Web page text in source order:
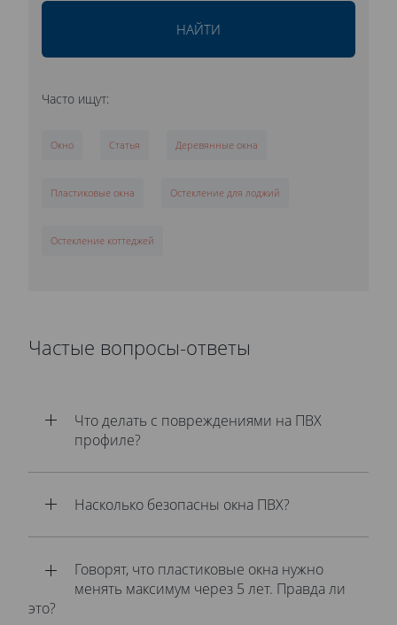
НАЙТИ
Часто ищут:
Окно Статья Деревянные окна
Пластиковые окна Остекление для лоджий
Остекление коттеджей
Частые вопросы-ответы
Что делать с повреждениями на ПВХ
профиле?
Насколько безопасны окна ПВХ?
Говорят, что пластиковые окна нужно
менять максимум через 5 лет. Правда ли
это?